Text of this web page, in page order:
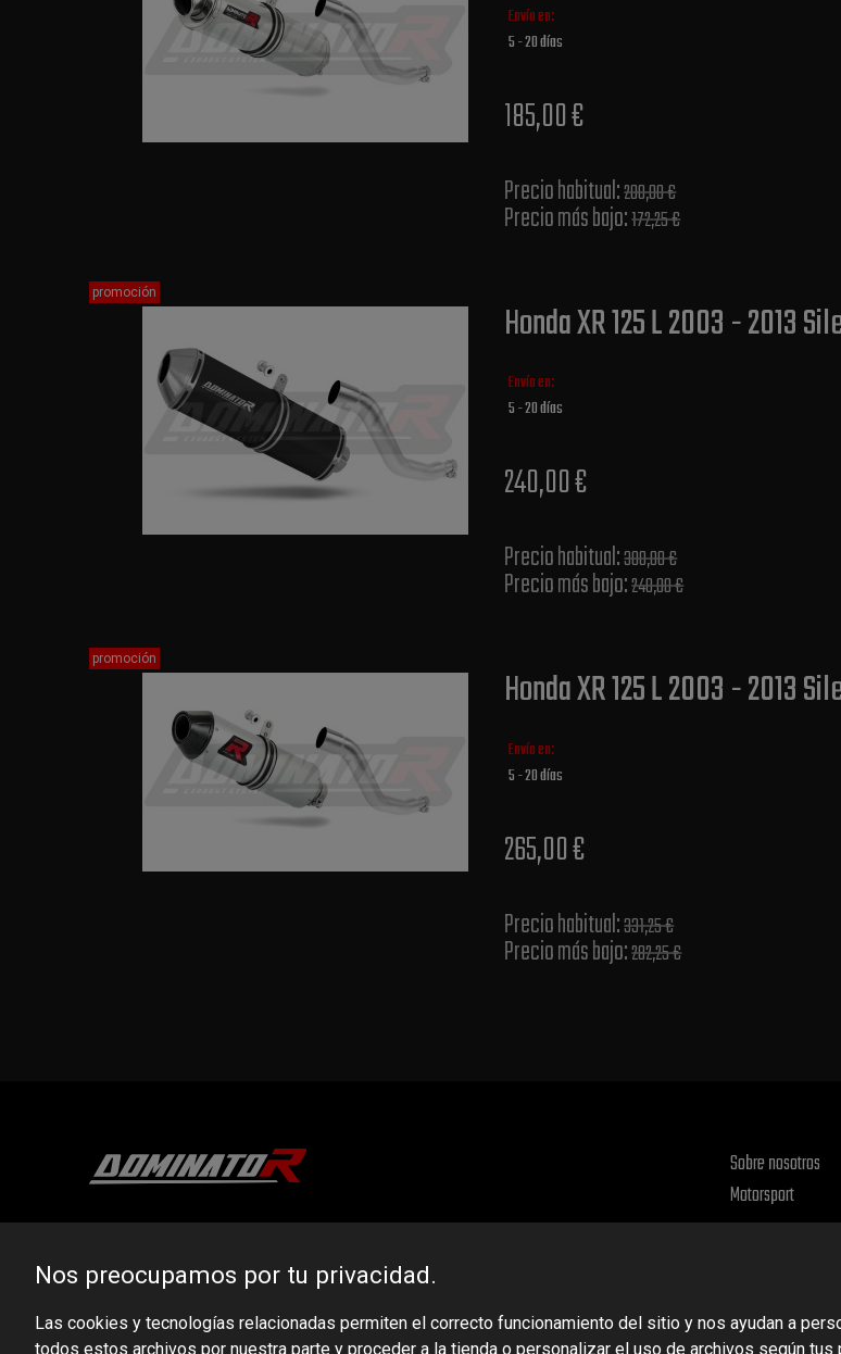
Envío en:
5 - 20 días
185,00 €
Precio habitual​:200,00 €
Precio más bajo​:172,25 €
Honda XR 125 L 2003 - 2013
Envío en:
5 - 20 días
240,00 €
Precio habitual​:300,00 €
Precio más bajo​:240,00 €
promoción
Honda XR 125 L 2003 - 2013
Envío en:
5 - 20 días
265,00 €
Precio habitual​:331,25 €
Precio más bajo​:282,25 €
promoción
Ludowa 59, 43-514 Kaniów, POLAND
Sobre nosotros
Motorsport
Nos preocupamos por tu privacidad.
Las cookies y tecnologías relacionadas permiten el correcto funcionamiento del sitio y nos ayudan a
todos estos archivos por nuestra parte y proceder a la tienda o personalizar el uso de archivos según